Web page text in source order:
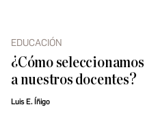
EDUCACIÓN
¿Cómo seleccionamos
a nuestros docentes?
Luis E. Íñigo